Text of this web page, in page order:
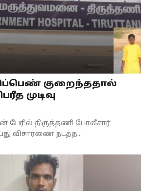
குறைந்ததால்
முடிவு
பேரில் திருத்தணி போலீசார்
விசாரணை நடத்த...